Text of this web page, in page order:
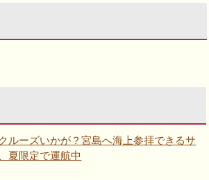
ルーズいかが？宮島へ海上参拝できるサ
夏限定で運航中